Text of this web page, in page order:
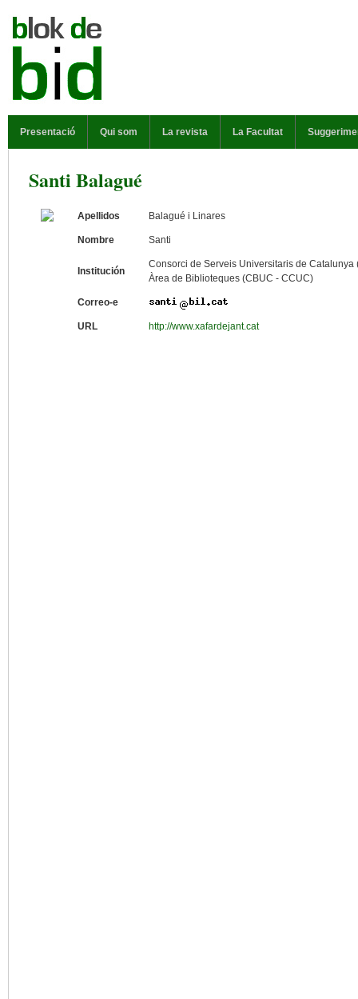
Presentació Qui som La revista La Facultat
Santi Balagué
Apellidos Balagué i Linares
Nombre Santi
Institución
Consorci de Serveis Universitaris de Catalunya
Àrea de Biblioteques (CBUC - CCUC)
Correo-e
URL http://www.xafardejant.cat